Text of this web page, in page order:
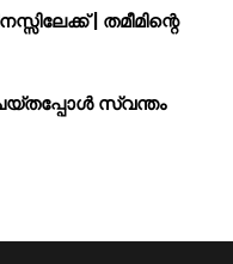
| തമീമിന്റെ
സ്വന്തം